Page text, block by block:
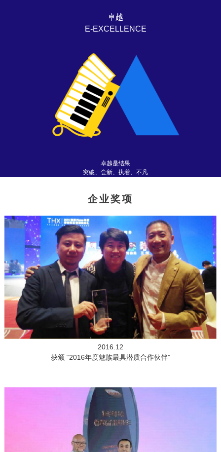
卓越
E-EXCELLENCE
卓越是结果
突破、尝新、执着、不凡
企业奖项
2016.12
获颁 “2016年度魅族最具潜质合作伙伴”